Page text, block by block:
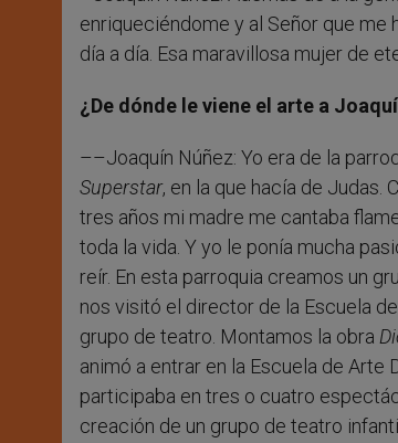
enriqueciéndome y al Señor que me
día a día. Esa maravillosa mujer de
¿De dónde le viene el arte a
––Joaquín Núñez: Yo era de la
Superstar, en la que hacía de Judas.
tres años mi madre me cantaba
toda la vida. Y yo le ponía mucha
reír. En esta parroquia creamos un
nos visitó el director de la Escuela
grupo de teatro. Montamos la obra
animó a entrar en la Escuela de Arte
participaba en tres o cuatro
creación de un grupo de teatro